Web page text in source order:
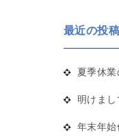
最近の投稿
夏季休
明けま
年末年